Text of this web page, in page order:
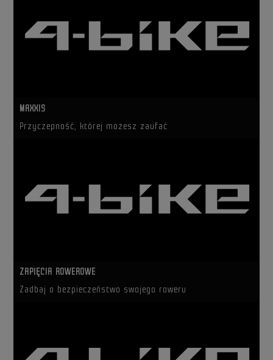
MAXXIS
Przyczepność, której możesz zaufać
ZAPIĘCIA ROWEROWE
Zadbaj o bezpieczeństwo swojego roweru